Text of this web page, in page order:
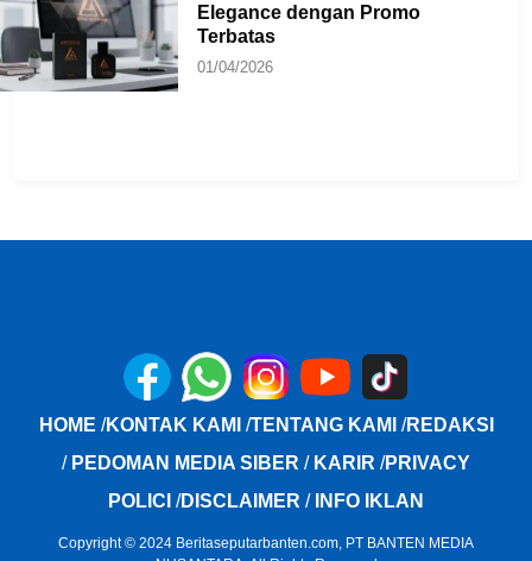
Elegance dengan Promo
Terbatas
01/04/2026
HOME /KONTAK KAMI /TENTANG KAMI /REDAKSI
/ PEDOMAN MEDIA SIBER / KARIR /PRIVACY
POLICI /DISCLAIMER / INFO IKLAN
Copyright © 2024 Beritaseputarbanten.com, PT BANTEN MEDIA